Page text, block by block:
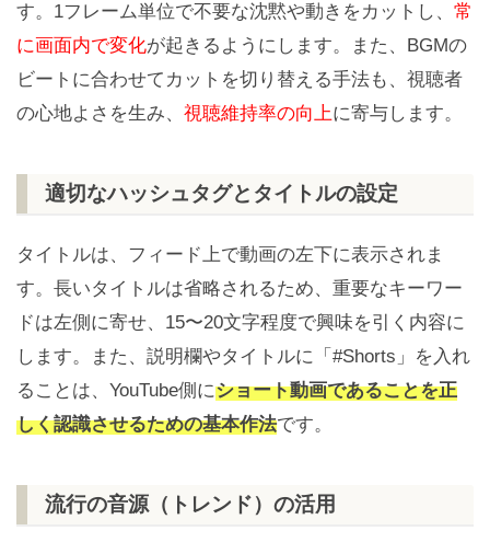
す。1フレーム単位で不要な沈黙や動きをカットし、 常
に画面内で変化が起きるようにします。また、BGMの
ビートに合わせてカットを切り替える手法も、視聴者
の心地よさを生み、 視聴維持率の向上に寄与します。
適切なハッシュタグとタイトルの設定
タイトルは、フィード上で動画の左下に表示されま
す。長いタイトルは省略されるため、重要なキーワー
ドは左側に寄せ、15〜20文字程度で興味を引く内容に
します。また、説明欄やタイトルに「#Shorts」を入れ
ることは、YouTube側にショート動画であることを正
しく認識させるための基本作法です。
流行の音源（トレンド）の活用